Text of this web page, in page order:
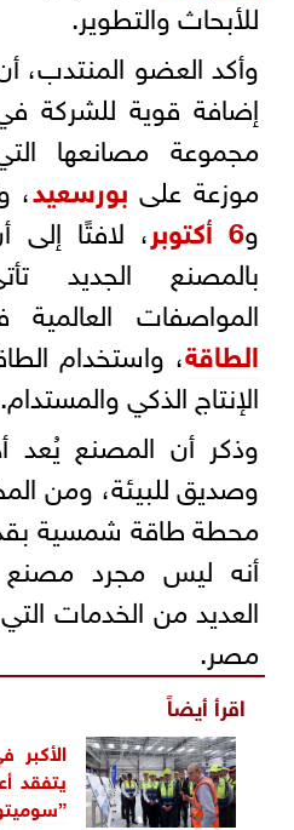
للأبحاث والتطوير.
وأكد العضو المنتدب،
إضافة قوية للشركة
موزعة على بورسعيد،
و6 أكتوبر
، لافتًا إلى
بالمصنع الجديد
المواصفات العالمية
الطاقة، واستخدام
الإنتاج الذكي والمستدام.
وذكر أن المصنع يُعد
وصديق للبيئة، ومن
أنه ليس مجرد
العديد من الخدمات
مصر.
اقرأ أيضاً
الأكبر
يتفقد